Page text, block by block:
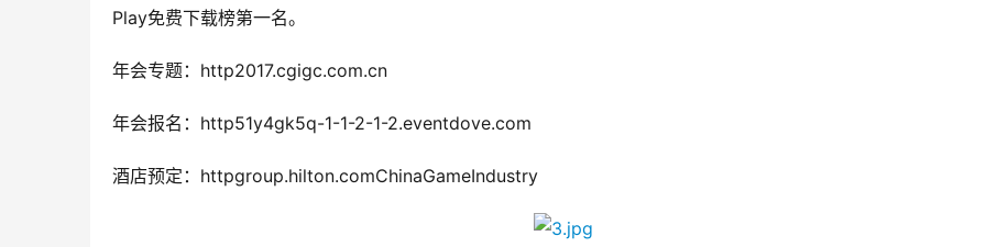
Play免费下载榜第一名。
年会专题：http2017.cgigc.com.cn
年会报名：http51y4gk5q-1-1-2-1-2.eventdove.com
酒店预定：httpgroup.hilton.comChinaGameIndustry